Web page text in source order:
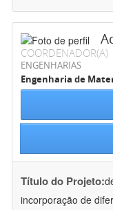
COORDENADOR(A)
ENGENHARIAS
Engenharia de
Título do Projeto:
incorporação de